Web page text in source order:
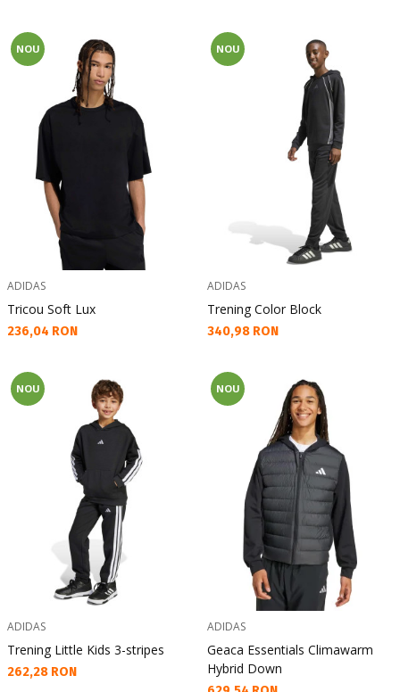
NOU
ADIDAS
Tricou Soft Lux
Текуща цена:
236,04 RON
NOU
ADIDAS
Trening Color Block
Текуща цена:
340,98 RON
NOU
ADIDAS
Trening Little Kids 3-stripes
Текуща цена:
262,28 RON
NOU
ADIDAS
Geaca Essentials Climawarm
Hybrid Down